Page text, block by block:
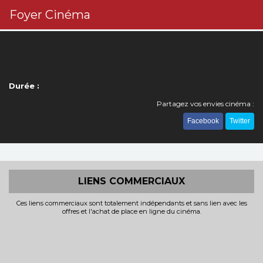
Foyer Cinéma
Durée :
Partagez vos envies cinéma :
Facebook Twitter
LIENS COMMERCIAUX
Ces liens commerciaux sont totalement indépendants et sans lien avec les
offres et l'achat de place en ligne du cinéma.